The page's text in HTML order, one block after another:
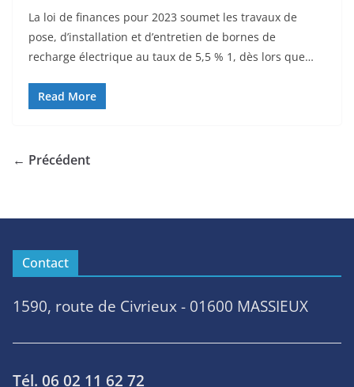
La loi de finances pour 2023 soumet les travaux de
pose, d’installation et d’entretien de bornes de
recharge électrique au taux de 5,5 % 1, dès lors que…
Read More
← Précédent
Contact
1590, route de Civrieux - 01600 MASSIEUX
Tél. 06 02 11 62 72